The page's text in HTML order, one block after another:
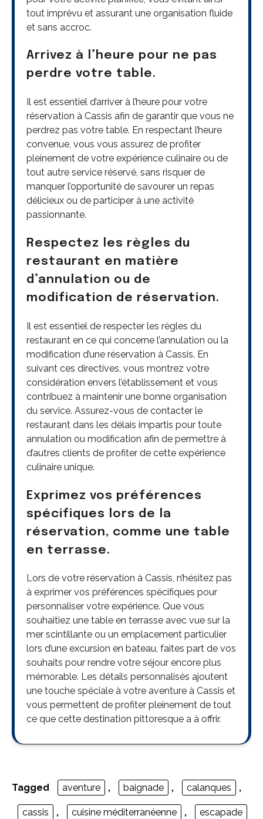
tout imprévu et assurant une organisation fluide
et sans accroc.
Arrivez à l’heure pour ne pas
perdre votre table.
Il est essentiel d’arriver à l’heure pour votre
réservation à Cassis afin de garantir que vous ne
perdrez pas votre table. En respectant l’heure
convenue, vous vous assurez de profiter
pleinement de votre expérience culinaire ou de
tout autre service réservé, sans risquer de
manquer l’opportunité de savourer un repas
délicieux ou de participer à une activité
passionnante.
Respectez les règles du
restaurant en matière
d’annulation ou de
modification de réservation.
Il est essentiel de respecter les règles du
restaurant en ce qui concerne l’annulation ou la
modification d’une réservation à Cassis. En
suivant ces directives, vous montrez votre
considération envers l’établissement et vous
contribuez à maintenir une bonne organisation
du service. Assurez-vous de contacter le
restaurant dans les délais impartis pour toute
annulation ou modification afin de permettre à
d’autres clients de profiter de cette expérience
culinaire unique.
Exprimez vos préférences
spécifiques lors de la
réservation, comme une table
en terrasse.
Lors de votre réservation à Cassis, n’hésitez pas
à exprimer vos préférences spécifiques pour
personnaliser votre expérience. Que vous
souhaitiez une table en terrasse avec vue sur la
mer scintillante ou un emplacement particulier
lors d’une excursion en bateau, faites part de vos
souhaits pour rendre votre séjour encore plus
mémorable. Les détails personnalisés ajoutent
une touche spéciale à votre aventure à Cassis et
vous permettent de profiter pleinement de tout
ce que cette destination pittoresque a à offrir.
Tagged aventure , baignade , calanques ,
cassis , cuisine méditerranéenne , escapade